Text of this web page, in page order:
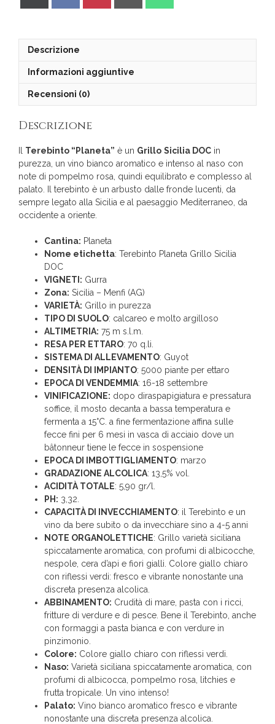
Descrizione
Informazioni aggiuntive
Recensioni (0)
Descrizione
Il Terebinto “Planeta” è un Grillo Sicilia DOC in
purezza, un vino bianco aromatico e intenso al naso con
note di pompelmo rosa, quindi equilibrato e complesso al
palato. Il terebinto è un arbusto dalle fronde lucenti, da
sempre legato alla Sicilia e al paesaggio Mediterraneo, da
occidente a oriente.
Cantina: Planeta
Nome etichetta: Terebinto Planeta Grillo Sicilia
DOC
VIGNETI: Gurra
Zona: Sicilia – Menfi (AG)
VARIETÀ: Grillo in purezza
TIPO DI SUOLO: calcareo e molto argilloso
ALTIMETRIA: 75 m s.l.m.
RESA PER ETTARO: 70 q.li.
SISTEMA DI ALLEVAMENTO: Guyot
DENSITÀ DI IMPIANTO: 5000 piante per ettaro
EPOCA DI VENDEMMIA: 16-18 settembre
VINIFICAZIONE: dopo diraspapigiatura e pressatura
soffice, il mosto decanta a bassa temperatura e
fermenta a 15°C. a fine fermentazione affina sulle
fecce fini per 6 mesi in vasca di acciaio dove un
bâtonneur tiene le fecce in sospensione
EPOCA DI IMBOTTIGLIAMENTO: marzo
GRADAZIONE ALCOLICA: 13,5% vol.
ACIDITÀ TOTALE: 5,90 gr/l.
PH: 3,32.
CAPACITÀ DI INVECCHIAMENTO: il Terebinto e un
vino da bere subito o da invecchiare sino a 4-5 anni
NOTE ORGANOLETTICHE: Grillo varietà siciliana
spiccatamente aromatica, con profumi di albicocche,
nespole, cera d’api e fiori gialli. Colore giallo chiaro
con riflessi verdi: fresco e vibrante nonostante una
discreta presenza alcolica.
ABBINAMENTO: Crudità di mare, pasta con i ricci,
fritture di verdure e di pesce. Bene il Terebinto, anche
con formaggi a pasta bianca e con verdure in
pinzimonio.
Colore: Colore giallo chiaro con riflessi verdi.
Naso: Varietà siciliana spiccatamente aromatica, con
profumi di albicocca, pompelmo rosa, litchies e
frutta tropicale. Un vino intenso!
Palato: Vino bianco aromatico fresco e vibrante
nonostante una discreta presenza alcolica.